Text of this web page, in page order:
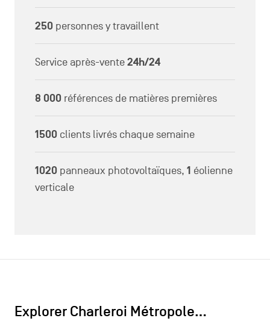
250 personnes y travaillent
Service après-vente24h/24
8 000 références de matières premières
1500 clients livrés chaque semaine
1020 panneaux photovoltaïques,1 éolienne
verticale
Explorer Charleroi Métropole…